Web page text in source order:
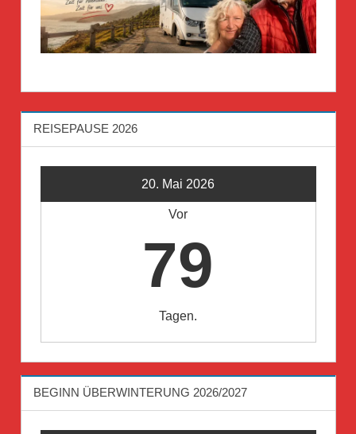
REISEPAUSE 2026
20. Mai 2026
Vor
79
Tagen.
BEGINN ÜBERWINTERUNG 2026/2027